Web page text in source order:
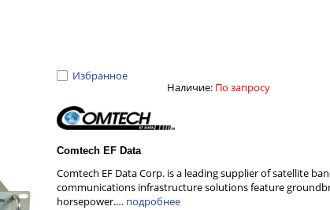
Избранное
Наличие: По запросу
Comtech EF Data
Comtech EF Data Corp. is a leading supplier of satellite
communications infrastructure solutions feature
horsepower.… подробнее